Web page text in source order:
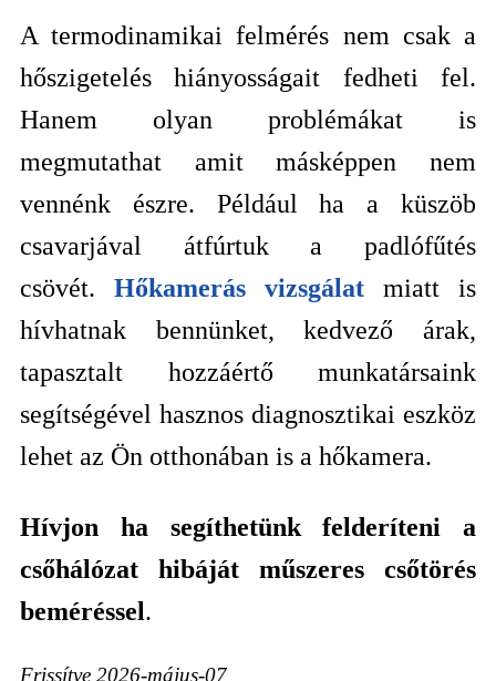
A termodinamikai felmérés nem csak a
hőszigetelés hiányosságait fedheti fel.
Hanem olyan problémákat is
megmutathat amit másképpen nem
vennénk észre. Például ha a küszöb
csavarjával átfúrtuk a padlófűtés
csövét. Hőkamerás vizsgálat miatt is
hívhatnak bennünket, kedvező árak,
tapasztalt hozzáértő munkatársaink
segítségével hasznos diagnosztikai eszköz
lehet az Ön otthonában is a hőkamera.
Hívjon ha segíthetünk felderíteni a
csőhálózat hibáját műszeres csőtörés
beméréssel.
Frissítve 2026-május-07